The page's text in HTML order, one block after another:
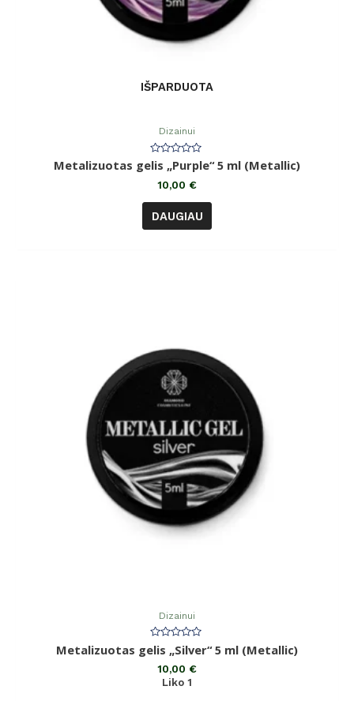
IŠPARDUOTA
Dizainui
Įvertinimas:
0
iš
Metalizuotas gelis „Purple“ 5 ml (Metallic)
10,00 €
DAUGIAU
Dizainui
Įvertinimas:
0
iš
Metalizuotas gelis „Silver“ 5 ml (Metallic)
10,00 €
Liko 1